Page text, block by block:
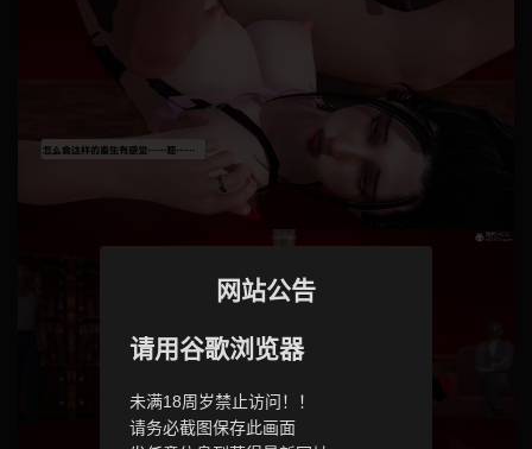
网站公告
请用谷歌浏览器
未满18周岁禁止访问！！
请务必截图保存此画面